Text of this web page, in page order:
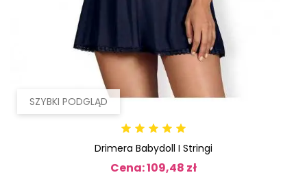
SZYBKI PODGLĄD
Drimera Babydoll I Stringi
Cena: 109,48 zł